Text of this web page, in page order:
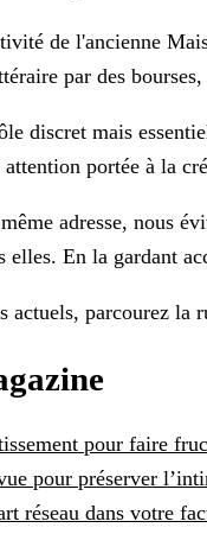
de l'ancienne
par des
discret mais
portée à la
adresse, nous
elles. En la gardant
actuels, parcourez la
pour faire
pour préserver
réseau dans votre